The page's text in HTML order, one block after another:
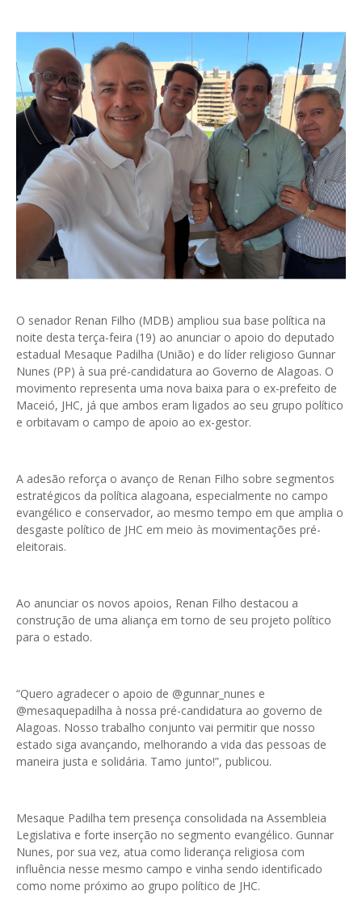
O senador Renan Filho (MDB) ampliou sua base política na
noite desta terça-feira (19) ao anunciar o apoio do deputado
estadual Mesaque Padilha (União) e do líder religioso Gunnar
Nunes (PP) à sua pré-candidatura ao Governo de Alagoas. O
movimento representa uma nova baixa para o ex-prefeito de
Maceió, JHC, já que ambos eram ligados ao seu grupo político
e orbitavam o campo de apoio ao ex-gestor.
A adesão reforça o avanço de Renan Filho sobre segmentos
estratégicos da política alagoana, especialmente no campo
evangélico e conservador, ao mesmo tempo em que amplia o
desgaste político de JHC em meio às movimentações pré-
eleitorais.
Ao anunciar os novos apoios, Renan Filho destacou a
construção de uma aliança em torno de seu projeto político
para o estado.
“Quero agradecer o apoio de @gunnar_nunes e
@mesaquepadilha à nossa pré-candidatura ao governo de
Alagoas. Nosso trabalho conjunto vai permitir que nosso
estado siga avançando, melhorando a vida das pessoas de
maneira justa e solidária. Tamo junto!”, publicou.
Mesaque Padilha tem presença consolidada na Assembleia
Legislativa e forte inserção no segmento evangélico. Gunnar
Nunes, por sua vez, atua como liderança religiosa com
influência nesse mesmo campo e vinha sendo identificado
como nome próximo ao grupo político de JHC.